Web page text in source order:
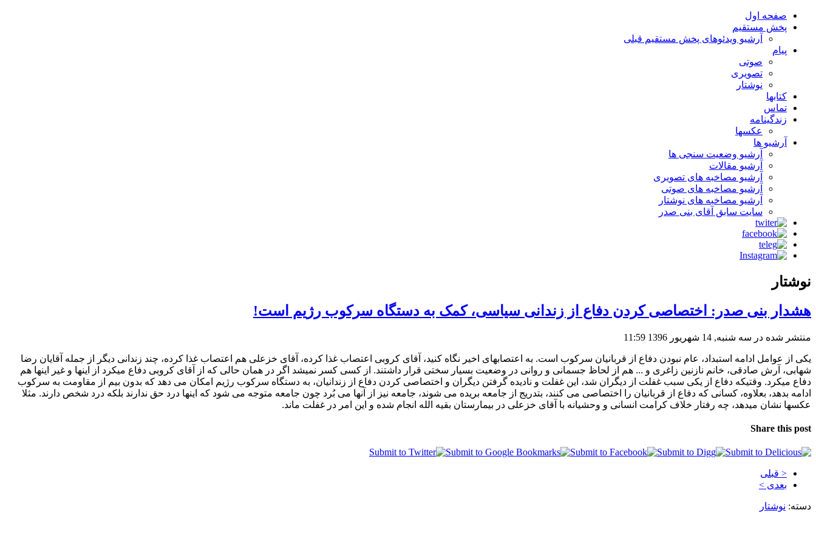
صفحه اول
پخش مستقیم
آرشیو ویدئوهای پخش مستقیم قبلی
پیام
صوتی
تصویری
نوشتار
کتابها
تماس
زندگینامه
عکسها
آرشیو ها
آرشیو وضعیت سنجی ها
آرشیو مقالات
آرشیو مصاخبه های تصویری
آرشیو مصاخبه های صوتی
آرشیو مصاخبه های نوشتار
سایت سابق آقای بنی صدر
نوشتار
هشدار بنی صدر: اختصاصی کردن دفاع از زندانی سیاسی، کمک به دستگاه سرکوب رژیم است!
منتشر شده در سه شنبه, 14 شهریور 1396 11:59
یکی از عوامل ادامه استبداد، عام نبودن دفاع از قربانیان سرکوب است. به اعتصابهای اخیر نگاه کنید، آقای کروبی اعتصاب غذا کرده، آقای خزعلی هم اعتصاب غذا کرده، چند زندانی دیگر از جمله آقایان رضا
شهابی، آرش صادقی، خانم نازنین زاغری و ... هم از لحاظ جسمانی و روانی در وضعیت بسیار سختی قرار داشتند. از کسی کسر نمیشد اگر در همان حالی که از آقای کروبی دفاع میکرد از اینها و غیر اینها هم
دفاع میکرد. وقتیکه دفاع از یکی سبب غفلت از دیگران شد، این غفلت و نادیده گرفتن دیگران و اختصاصی کردن دفاع از زندانیان، به دستگاه سرکوب رژیم امکان می دهد که بدون بیم از مقاومت به سرکوب
ادامه بدهد، بعلاوه، کسانی که دفاع از قربانیان را اختصاصی می کنند، بتدریج از جامعه بریده می شوند، جامعه نیز از آنها می بُرد چون جامعه متوجه می شود که اینها درد حق ندارند بلکه درد شخص دارند. مثلا
عکسها نشان میدهد، چه رفتار خلاف کرامت انسانی و وحشیانه با آقای خزعلی در بیمارستان بقیه الله انجام شده و این امر در غفلت ماند.
Share this post
< قبلی
بعدی >
دسته: نوشتار